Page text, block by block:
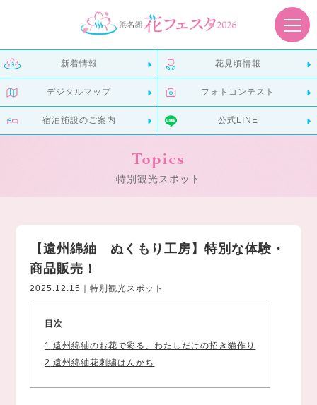
新着情報 花見頃情報
デジタルマップ フォトコンテスト
宿泊施設のご案内 公式LINE
Topics
特別観光スポット
【遠州綿紬 ぬくもり工房】特別な体験・
商品販売！
2025.12.15｜特別観光スポット
目次
1 遠州綿紬のお花で彩る、わたしだけの招き猫作り
2 遠州綿紬花刺繍はんかち